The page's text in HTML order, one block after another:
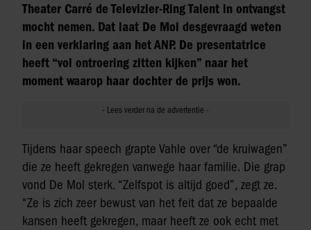
Theater Carré de Televizier-Ring Talent in ontvangst
mocht nemen. Dat laat De Mol desgevraagd weten
in een verklaring aan het ANP. De presentatrice
heeft “vol ontroering zitten kijken” naar het
moment waarop haar dochter de prijs won.
Tijdens haar speech grapte Vahle over “de kruiwagen”
die ze heeft gekregen vanwege haar familie. Die grap
vond De Mol sterk. “Zelfspot is altijd goed”, zegt ze.
“Ze is zich zeer bewust van het feit dat ze bepaalde
kansen heeft gekregen, maar heeft ze ook echt met